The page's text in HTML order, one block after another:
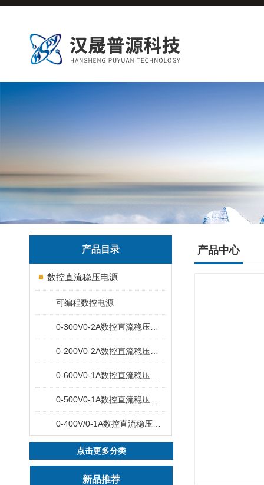
产品目录
数控直流稳压电源
可编程数控电源
点击更多分类
新品推荐
产品中心